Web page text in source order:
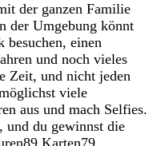
der ganzen Familie
der Umgebung könnt
besuchen, einen
und noch vieles
Zeit, und nicht jeden
viele
aus und mach Selfies.
und du gewinnst die